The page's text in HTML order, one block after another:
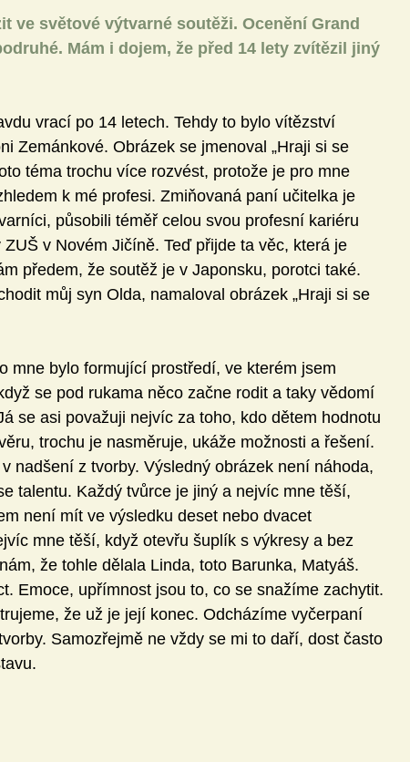
ve světové výtvarné soutěži. Ocenění Grand
Mám i dojem, že před 14 lety zvítězil jiný
vrací po 14 letech. Tehdy to bylo vítězství
Zemánkové. Obrázek se jmenoval „Hraji si se
téma trochu více rozvést, protože je pro mne
k mé profesi. Zmiňovaná paní učitelka je
působili téměř celou svou profesní kariéru
v Novém Jičíně. Teď přijde ta věc, která je
předem, že soutěž je v Japonsku, porotci také.
můj syn Olda, namaloval obrázek „Hraji si se
mne bylo formující prostředí, ve kterém jsem
se pod rukama něco začne rodit a taky vědomí
se asi považuji nejvíc za toho, kdo dětem hodnotu
trochu je nasměruje, ukáže možnosti a řešení.
nadšení z tvorby. Výsledný obrázek není náhoda,
talentu. Každý tvůrce je jiný a nejvíc mne těší,
není mít ve výsledku deset nebo dvacet
mne těší, když otevřu šuplík s výkresy a bez
že tohle dělala Linda, toto Barunka, Matyáš.
Emoce, upřímnost jsou to, co se snažíme zachytit.
že už je její konec. Odcházíme vyčerpaní
Samozřejmě ne vždy se mi to daří, dost často